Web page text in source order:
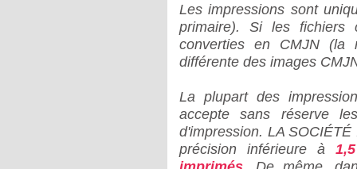
Les impressions sont
primaire). Si les fichiers
converties en CMJN (la
différente des images
La plupart des
accepte sans réserve
d'impression. LA
précision inférieure à